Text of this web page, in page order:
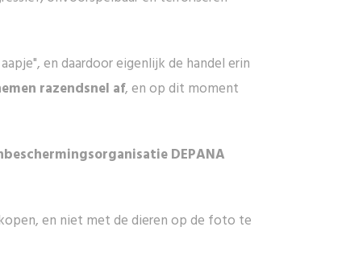
en daardoor eigenlijk de handel erin
razendsnel af, en op dit moment
DEPANA
en niet met de dieren op de foto te